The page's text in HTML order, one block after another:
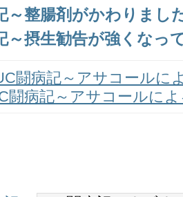
～整腸剤がかわりまし
～摂生勧告が強くなっ
闘病記～アサコールに
闘病記～アサコールに